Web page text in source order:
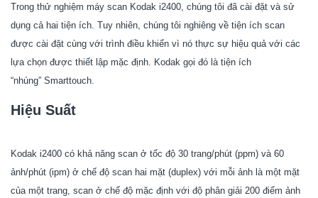
Trong thử nghiệm máy scan Kodak i2400, chúng tôi đã cài đặt và sử
dụng cả hai tiện ích. Tuy nhiên, chúng tôi nghiêng về tiện ích scan
được cài đặt cùng với trình điều khiển vì nó thực sự hiệu quả với các
lựa chọn được thiết lập mặc định. Kodak gọi đó là tiện ích
“nhúng” Smarttouch.
Hiệu Suất
Kodak i2400 có khả năng scan ở tốc độ 30 trang/phút (ppm) và 60
ảnh/phút (ipm) ở chế độ scan hai mặt (duplex) với mỗi ảnh là một mặt
của một trang, scan ở chế độ mặc định với độ phân giải 200 điểm ảnh